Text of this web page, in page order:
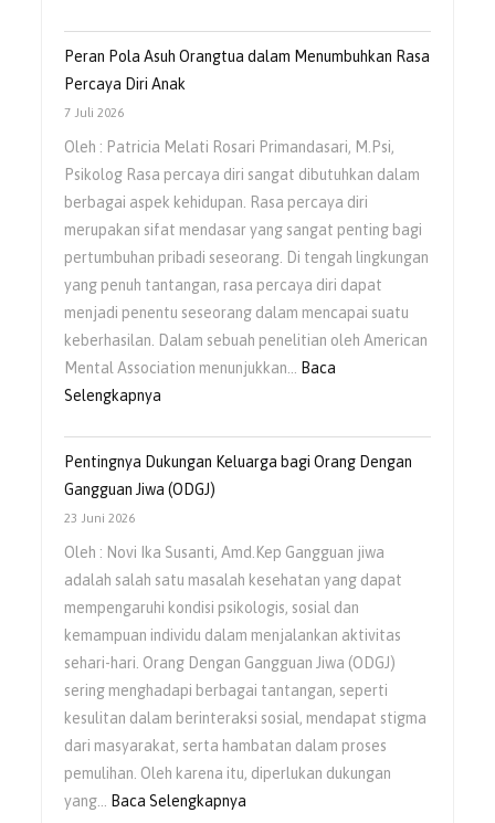
Sejak
Usia
Dini
Peran Pola Asuh Orangtua dalam Menumbuhkan Rasa
Percaya Diri Anak
7 Juli 2026
Oleh : Patricia Melati Rosari Primandasari, M.Psi,
Psikolog Rasa percaya diri sangat dibutuhkan dalam
berbagai aspek kehidupan. Rasa percaya diri
merupakan sifat mendasar yang sangat penting bagi
pertumbuhan pribadi seseorang. Di tengah lingkungan
yang penuh tantangan, rasa percaya diri dapat
menjadi penentu seseorang dalam mencapai suatu
keberhasilan. Dalam sebuah penelitian oleh American
Mental Association menunjukkan…
Baca
Selengkapnya
Menumbuhkan
Rasa
Percaya
Diri
Anak
Pentingnya Dukungan Keluarga bagi Orang Dengan
Gangguan Jiwa (ODGJ)
23 Juni 2026
Oleh : Novi Ika Susanti, Amd.Kep Gangguan jiwa
adalah salah satu masalah kesehatan yang dapat
mempengaruhi kondisi psikologis, sosial dan
kemampuan individu dalam menjalankan aktivitas
sehari-hari. Orang Dengan Gangguan Jiwa (ODGJ)
sering menghadapi berbagai tantangan, seperti
kesulitan dalam berinteraksi sosial, mendapat stigma
dari masyarakat, serta hambatan dalam proses
pemulihan. Oleh karena itu, diperlukan dukungan
yang…
Baca Selengkapnya